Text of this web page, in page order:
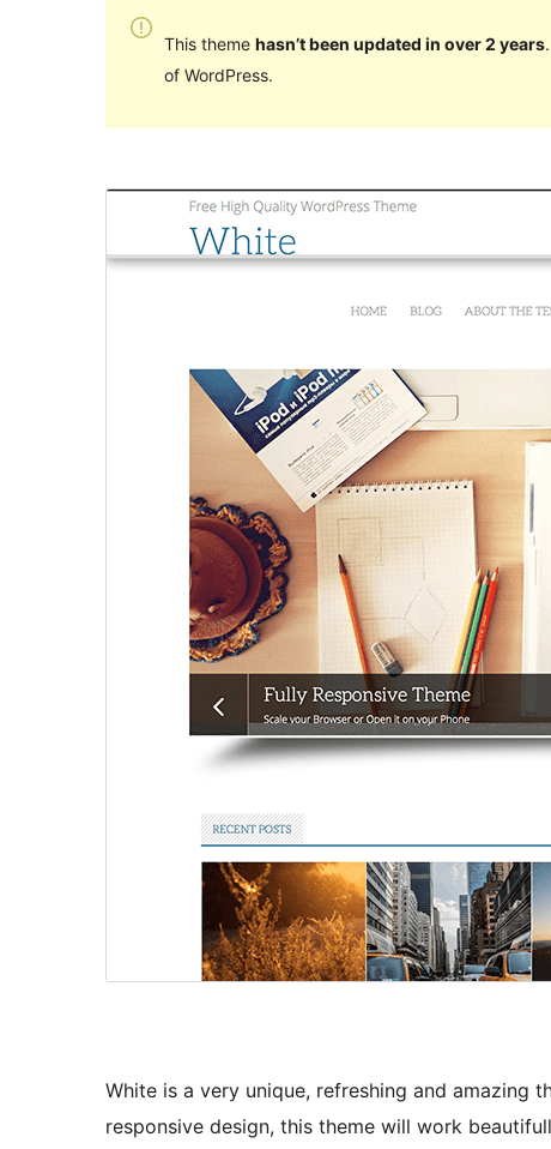
This theme hasn’t been updated in over 2 years
of WordPress.
White is a very unique, refreshing and amazing
responsive design, this theme will work